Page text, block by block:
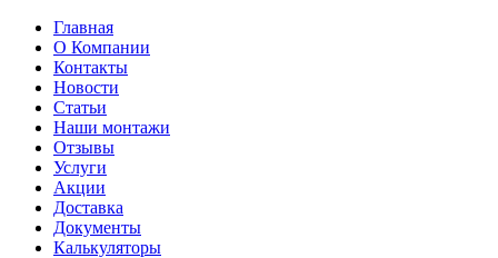
Главная
О Компании
Контакты
Новости
Статьи
Наши монтажи
Отзывы
Услуги
Акции
Доставка
Документы
Калькуляторы